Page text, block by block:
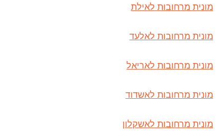
מונית מרחובות לאילת
מונית מרחובות לאלעד
מונית מרחובות לאריאל
מונית מרחובות לאשדוד
מונית מרחובות לאשקלון